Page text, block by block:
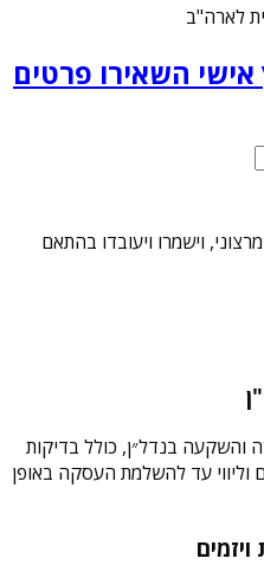
לארה"ב
אישי השאירו פרטים
וישמרו ויעובדו בהתאם
והשקעה בנדל״ן, כולל בדיקות
וליווי עד להשלמת העסקה באופן